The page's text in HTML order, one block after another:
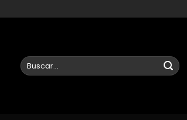
Buscar
por: